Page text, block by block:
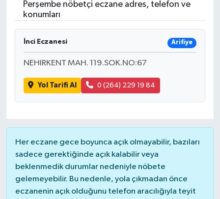
Perşembe nöbetçi eczane adres, telefon ve
konumları
İnci Eczanesi Arifiye
NEHIRKENT MAH. 119.SOK.NO:67
Yol Tarifi Al 0 (264) 229 19 84
Her eczane gece boyunca açık olmayabilir, bazıları
sadece gerektiğinde açık kalabilir veya
beklenmedik durumlar nedeniyle nöbete
gelemeyebilir. Bu nedenle, yola çıkmadan önce
eczanenin açık olduğunu telefon aracılığıyla teyit
ÖZEL HABER
RÖPORTAJLAR
SAĞLIK
SİYASET
SPOR
YAŞAM
Yerel